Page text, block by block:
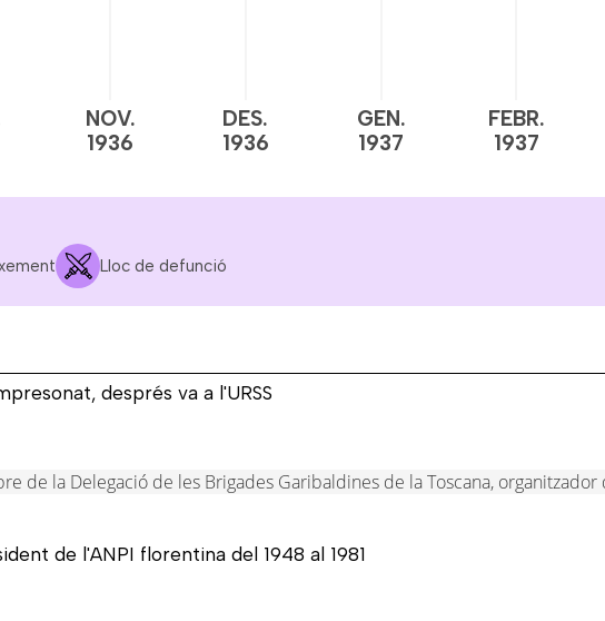
NOV.
1936
DES.
1936
GEN.
1937
FEBR.
1937
Lloc de defunció
després va a l'URSS
de la Delegació de les Brigades Garibaldines de la Toscana,
de l'ANPI florentina del 1948 al 1981